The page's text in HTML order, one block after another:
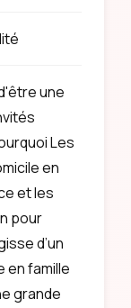
une
Les
en
et les
pour
d’un
en famille
grande